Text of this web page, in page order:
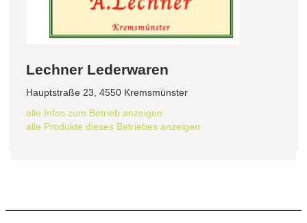
Lechner Lederwaren
Hauptstraße 23, 4550 Kremsmünster
alle Infos zum Betrieb anzeigen
alle Produkte dieses Betriebes anzeigen